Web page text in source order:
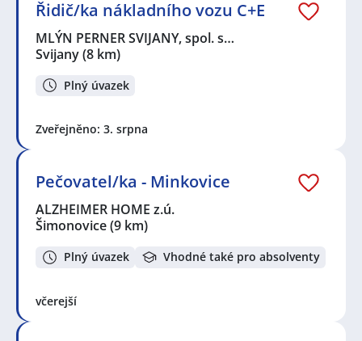
Řidič/ka nákladního vozu C+E
MLÝN PERNER SVIJANY, spol. s…
Svijany(8 km)
Plný úvazek
Zveřejněno: 3. srpna
Pečovatel/ka - Minkovice
ALZHEIMER HOME z.ú.
Šimonovice(9 km)
Plný úvazek Vhodné také pro absolventy
včerejší